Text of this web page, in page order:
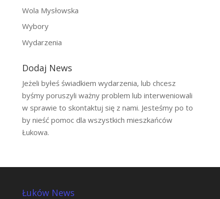
Wola Mysłowska
Wybory
Wydarzenia
Dodaj News
Jeżeli byłeś świadkiem wydarzenia, lub chcesz
byśmy poruszyli ważny problem lub interweniowali
w sprawie to skontaktuj się z nami. Jesteśmy po to
by nieść pomoc dla wszystkich mieszkańców
Łukowa.
Łuków News